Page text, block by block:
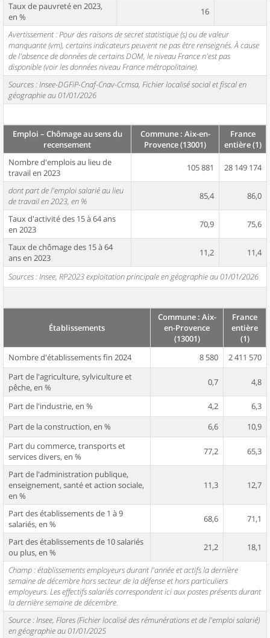
Taux de pauvreté en 2023,
en %
16
Avertissement : Pour des raisons de secret statistique (s) ou de valeur
manquante (vm), certains indicateurs peuvent ne pas être renseignés. À cause
de l'absence de données de certains DOM, le niveau France n'est pas
disponible (voir les données niveau France métropolitaine).
Sources : Insee-DGFiP-Cnaf-Cnav-Ccmsa, Fichier localisé social et fiscal en
géographie au 01/01/2026
Emploi – Chômage au sens du
recensement
Commune : Aix-en-
Provence (13001)
France
entière (1)
Nombre d'emplois au lieu de
travail en 2023
105 881 28 149 174
dont part de l'emploi salarié au lieu
de travail en 2023, en %
85,4 86,0
Taux d'activité des 15 à 64 ans
en 2023
70,9 75,6
Taux de chômage des 15 à 64
ans en 2023
11,2 11,4
Sources : Insee, RP2023 exploitation principale en géographie au 01/01/2026
Établissements
Commune : Aix-
en-Provence
(13001)
France
entière
(1)
Nombre d'établissements fin 2024
8 580
2 411 570
Part de l'agriculture, sylviculture et
pêche, en %
0,7 4,8
Part de l'industrie, en % 4,2
6,3
Part de la construction, en %
6,6
10,9
Part du commerce, transports et
services divers, en %
77,2 65,3
Part de l'administration publique,
enseignement, santé et action sociale,
en %
11,3 12,7
Part des établissements de 1 à 9
salariés, en %
68,6 71,1
Part des établissements de 10 salariés
ou plus, en %
21,2 18,1
Champ : établissements employeurs durant l'année et actifs la dernière
semaine de décembre hors secteur de la défense et hors particuliers
employeurs. Les effectifs salariés correspondent ici aux postes présents durant
la dernière semaine de décembre.
Source : Insee, Flores (Fichier localisé des rémunérations et de l'emploi salarié)
en géographie au 01/01/2025